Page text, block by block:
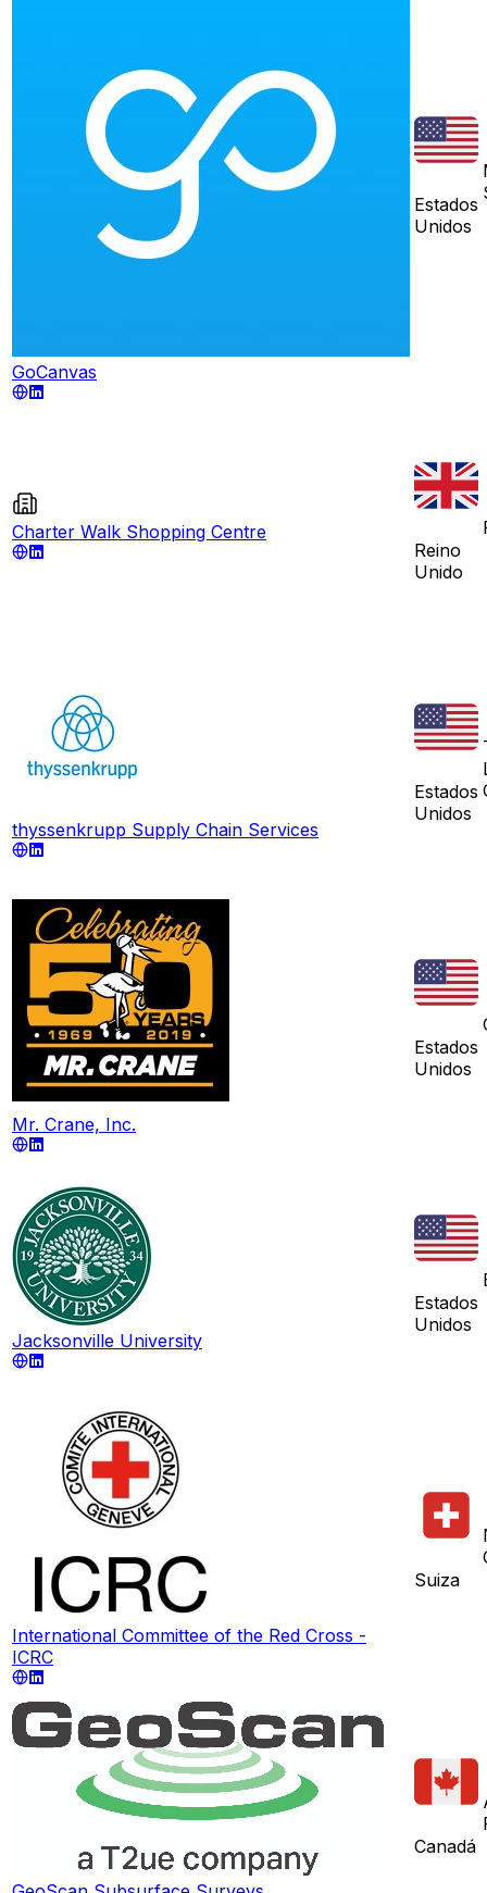
GoCanvas
Estados
Unidos
Charter Walk Shopping Centre
Reino
Unido
thyssenkrupp Supply Chain Services
Estados
Unidos
Mr. Crane, Inc.
Estados
Unidos
Jacksonville University
Estados
Unidos
International Committee of the Red Cross -
ICRC
Suiza
Canadá